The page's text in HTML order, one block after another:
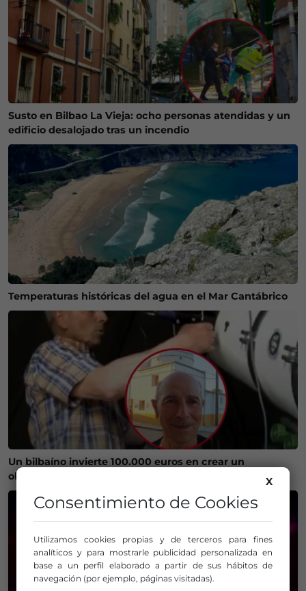
Susto en Bilbao La Vieja: ocho personas atendidas y un
edificio desalojado tras un incendio
Temperaturas históricas del agua en el Mar Cantábrico
Un bilbaíno invierte 100.000 euros en crear un
observatorio que será protagonista del eclipse
X
Consentimiento de Cookies
Utilizamos cookies propias y de terceros para fines
analíticos y para mostrarle publicidad personalizada en
base a un perfil elaborado a partir de sus hábitos de
navegación (por ejemplo, páginas visitadas).